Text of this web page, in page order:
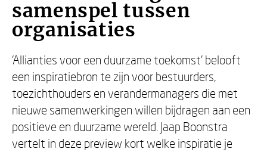
samenspel tussen
organisaties
‘Allianties voor een duurzame toekomst’ belooft
een inspiratiebron te zijn voor bestuurders,
toezichthouders en verandermanagers die met
nieuwe samenwerkingen willen bijdragen aan een
positieve en duurzame wereld. Jaap Boonstra
vertelt in deze preview kort welke inspiratie je